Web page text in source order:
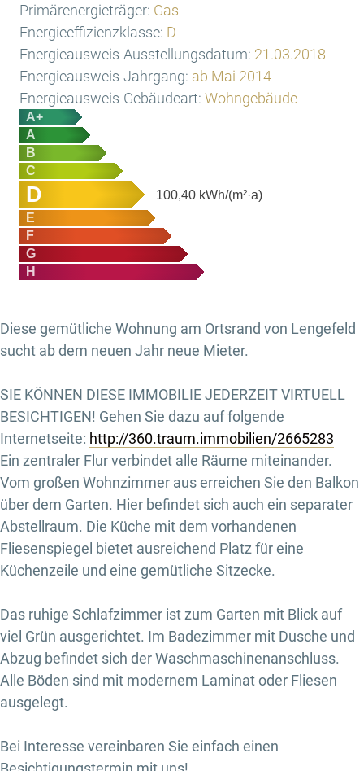
Primärenergieträger: Gas
Energieeffizienzklasse: D
Energieausweis-Ausstellungsdatum: 21.03.2018
Energieausweis-Jahrgang: ab Mai 2014
Energieausweis-Gebäudeart: Wohngebäude
A+
A
B
C
D 100,40 kWh/(m²·a)
E
F
G
H
Diese gemütliche Wohnung am Ortsrand von Lengefeld
sucht ab dem neuen Jahr neue Mieter.
SIE KÖNNEN DIESE IMMOBILIE JEDERZEIT VIRTUELL
BESICHTIGEN! Gehen Sie dazu auf folgende
Internetseite: http://360.traum.immobilien/2665283
Ein zentraler Flur verbindet alle Räume miteinander.
Vom großen Wohnzimmer aus erreichen Sie den Balkon
über dem Garten. Hier befindet sich auch ein separater
Abstellraum. Die Küche mit dem vorhandenen
Fliesenspiegel bietet ausreichend Platz für eine
Küchenzeile und eine gemütliche Sitzecke.
Das ruhige Schlafzimmer ist zum Garten mit Blick auf
viel Grün ausgerichtet. Im Badezimmer mit Dusche und
Abzug befindet sich der Waschmaschinenanschluss.
Alle Böden sind mit modernem Laminat oder Fliesen
ausgelegt.
Bei Interesse vereinbaren Sie einfach einen